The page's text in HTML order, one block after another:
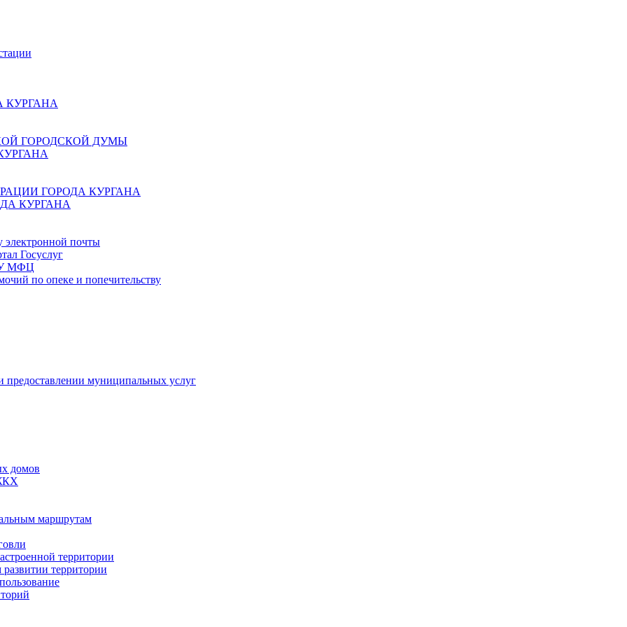
КУРГАНА
ГОРОДСКОЙ ДУМЫ
ГОРОДА КУРГАНА
КУРГАНА
электронной почты
Госуслуг
МФЦ
по опеке и попечительству
муниципальных услуг
домов
маршрутам
территории
территории